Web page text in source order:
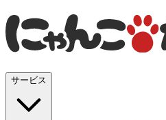
サービス